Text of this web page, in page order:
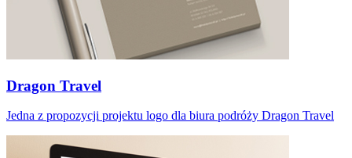
Dragon Travel
Jedna z propozycji projektu logo dla biura podróży Dragon Travel